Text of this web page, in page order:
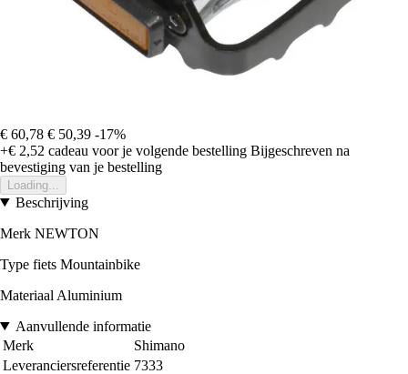
€ 60,78 € 50,39 -17%
+€ 2,52 cadeau voor je volgende bestelling Bijgeschreven na
bevestiging van je bestelling
Loading...
Beschrijving
Merk NEWTON
Type fiets Mountainbike
Materiaal Aluminium
Aanvullende informatie
Merk
Shimano
Leveranciersreferentie 7333